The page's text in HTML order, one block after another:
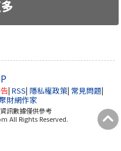
| RSS| 隱私權政策| 常見問題|
財網作家
訊數據僅供參考
All Rights Reserved.